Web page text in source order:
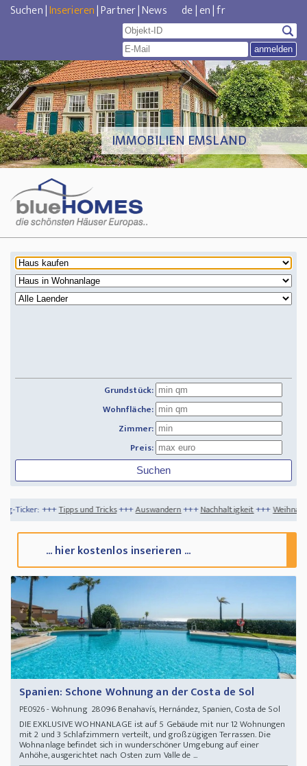
Suchen|Inserieren|Partner|News de|en|fr
IMMOBILIEN EMSLAND
Grundstück:
Wohnfläche:
Zimmer:
Preis:
und Tricks+++Auswandern+++Nachhaltigkeit+++Weihnachtsfeiertage auf
... hier kostenlos inserieren ...
Spanien: Schone Wohnung an der Costa de Sol
PE0926- Wohnung 28096 Benahavís, Hernández, Spanien, Costa de Sol
DIE EXKLUSIVE WOHNANLAGE ist auf 5 Gebäude mit nur 12 Wohnungen
mit 2 und 3 Schlafzimmern verteilt, und großzügigen Terrassen. Die
Wohnanlage befindet sich in wunderschöner Umgebung auf einer
Anhöhe, ausgerichtet nach Osten zum Valle de ...